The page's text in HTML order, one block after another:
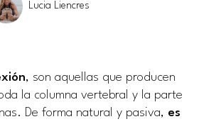
Lucia Liencres
, son aquellas que producen
la columna vertebral y la parte
De forma natural y pasiva, es